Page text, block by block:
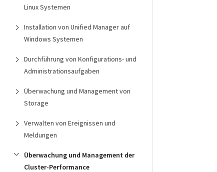
Linux Systemen
Installation von Unified Manager auf
Windows Systemen
Durchführung von Konfigurations- und
Administrationsaufgaben
Überwachung und Management von
Storage
Verwalten von Ereignissen und
Meldungen
Überwachung und Management der
Cluster-Performance